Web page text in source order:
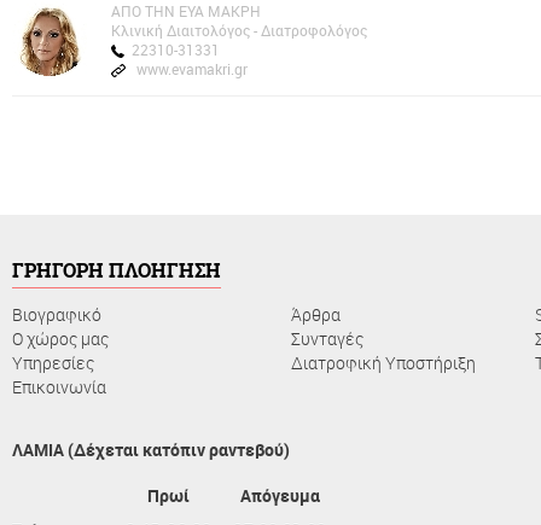
AΠΟ ΤΗΝ ΕΥΑ ΜΑΚΡΗ
Kλινική Διαιτολόγος - Διατροφολόγος
22310-31331
www.evamakri.gr
ΓΡΗΓΟΡΗ ΠΛΟΗΓΗΣΗ
Βιογραφικό Άρθρα
Ο χώρος μας
Συνταγές
Υπηρεσίες
Διατροφική Υποστήριξη
Επικοινωνία
ΛΑΜΙΑ (Δέχεται κατόπιν ραντεβού)
Πρωί
Απόγευμα